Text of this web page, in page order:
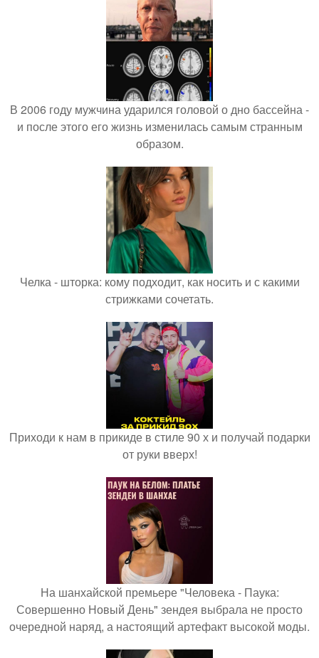
В 2006 году мужчина ударился головой о дно бассейна -
и после этого его жизнь изменилась самым странным
образом.
Челка - шторка: кому подходит, как носить и с какими
стрижками сочетать.
Приходи к нам в прикиде в стиле 90 х и получай подарки
от руки вверх!
На шанхайской премьере "Человека - Паука:
Совершенно Новый День" зендея выбрала не просто
очередной наряд, а настоящий артефакт высокой моды.